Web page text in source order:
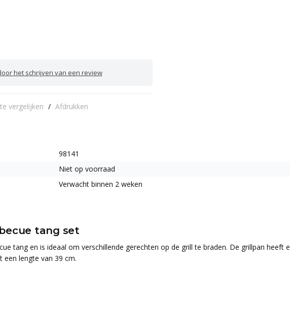
het schrijven van een review
vergelijken / Afdrukken
98141
Niet op voorraad
Verwacht binnen 2 weken
tang set
tang en is ideaal om verschillende gerechten op de grill te braden. De grillpan heeft
lengte van 39 cm.